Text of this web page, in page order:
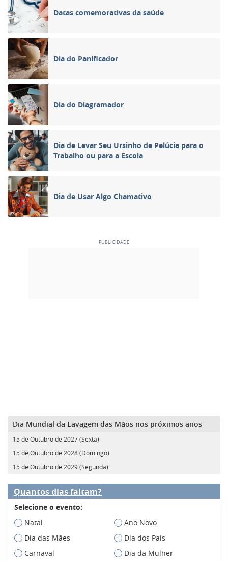
Datas comemorativas da saúde
Dia do Panificador
Dia do Diagramador
Dia de Levar Seu Ursinho de Pelúcia para o
Trabalho ou para a Escola
Dia de Usar Algo Chamativo
Dia Mundial da Lavagem das Mãos nos próximos anos
15 de Outubro de 2027 (Sexta)
15 de Outubro de 2028 (Domingo)
15 de Outubro de 2029 (Segunda)
Quantos dias faltam?
Selecione o evento:
Natal
Ano Novo
Dia das Mães
Dia dos Pais
Carnaval
Dia da Mulher